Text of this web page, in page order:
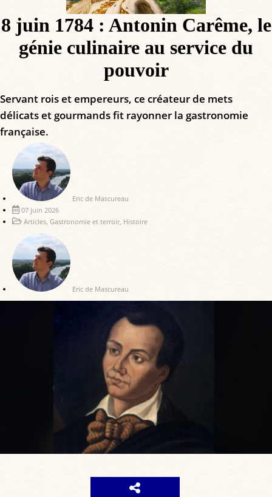
8 juin 1784 : Antonin Carême, le
génie culinaire au service du
pouvoir
Servant rois et empereurs, ce créateur de mets
délicats et gourmands fit rayonner la gastronomie
française.
Eric de Mascureau
07 juin 2026
Articles, Gastronomie et terroir, Histoire
Eric de Mascureau